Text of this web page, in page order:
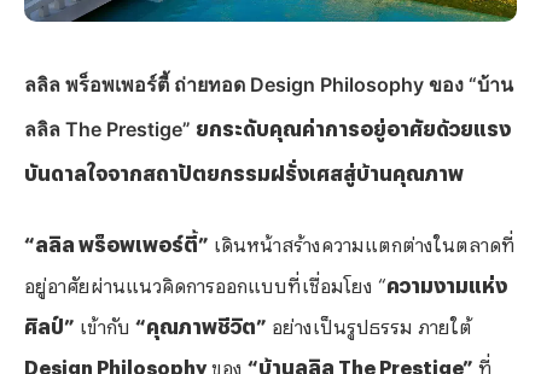
ลลิล พร็อพเพอร์ตี้ ถ่ายทอด Design Philosophy ของ “บ้าน
ลลิล The Prestige” ยกระดับคุณค่าการอยู่อาศัยด้วยแรง
บันดาลใจจากสถาปัตยกรรมฝรั่งเศสสู่บ้านคุณภาพ
“ลลิล พร็อพเพอร์ตี้” เดินหน้าสร้างความแตกต่างในตลาดที่
อยู่อาศัยผ่านแนวคิดการออกแบบที่เชื่อมโยง “ความงามแห่ง
ศิลป์” เข้ากับ “คุณภาพชีวิต” อย่างเป็นรูปธรรม ภายใต้
Design Philosophy ของ “บ้านลลิล The Prestige” ที่